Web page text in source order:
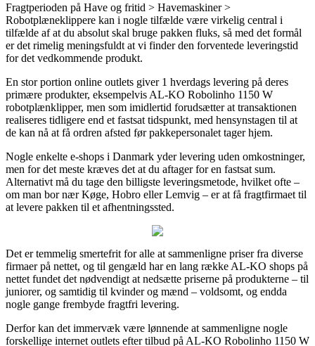
Fragtperioden på Have og fritid > Havemaskiner >
Robotplæneklippere kan i nogle tilfælde være virkelig central i
tilfælde af at du absolut skal bruge pakken fluks, så med det formål
er det rimelig meningsfuldt at vi finder den forventede leveringstid
for det vedkommende produkt.
En stor portion online outlets giver 1 hverdags levering på deres
primære produkter, eksempelvis AL-KO Robolinho 1150 W
robotplænklipper, men som imidlertid forudsætter at transaktionen
realiseres tidligere end et fastsat tidspunkt, med hensynstagen til at
de kan nå at få ordren afsted før pakkepersonalet tager hjem.
Nogle enkelte e-shops i Danmark yder levering uden omkostninger,
men for det meste kræves det at du aftager for en fastsat sum.
Alternativt må du tage den billigste leveringsmetode, hvilket ofte –
om man bor nær Køge, Hobro eller Lemvig – er at få fragtfirmaet til
at levere pakken til et afhentningssted.
Det er temmelig smertefrit for alle at sammenligne priser fra diverse
firmaer på nettet, og til gengæld har en lang række AL-KO shops på
nettet fundet det nødvendigt at nedsætte priserne på produkterne – til
juniorer, og samtidig til kvinder og mænd – voldsomt, og endda
nogle gange frembyde fragtfri levering.
Derfor kan det immervæk være lønnende at sammenligne nogle
forskellige internet outlets efter tilbud på AL-KO Robolinho 1150 W